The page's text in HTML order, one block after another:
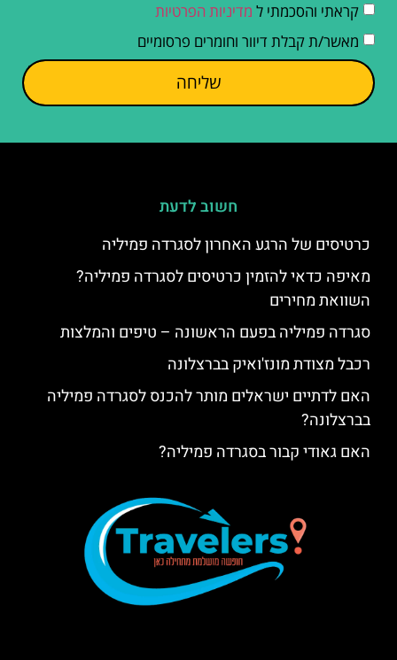
קראתי והסכמתי ל מדיניות הפרטיות
מאשר/ת קבלת דיוור וחומרים פרסומיים
שליחה
חשוב לדעת
כרטיסים של הרגע האחרון לסגרדה פמיליה
מאיפה כדאי להזמין כרטיסים לסגרדה פמיליה?
השוואת מחירים
סגרדה פמיליה בפעם הראשונה – טיפים והמלצות
רכבל מצודת מונז'ואיק בברצלונה
האם לדתיים ישראלים מותר להכנס לסגרדה פמיליה
בברצלונה?
האם גאודי קבור בסגרדה פמיליה?